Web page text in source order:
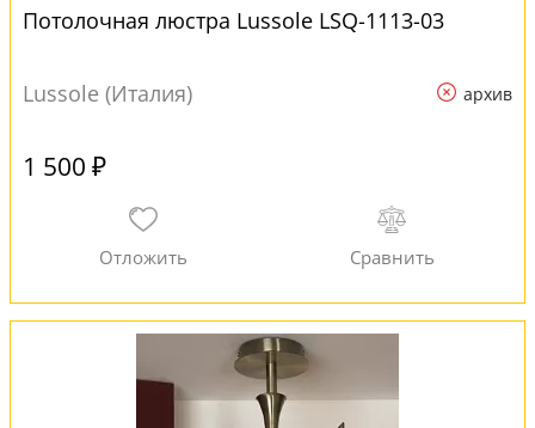
Потолочная люстра Lussole LSQ-1113-03
Lussole (Италия) архив
1 500 ₽